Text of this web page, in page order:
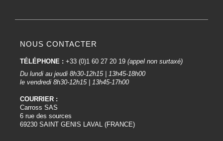
NOUS CONTACTER
TÉLÉPHONE : +33 (0)1 60 27 20 19 (appel non surtaxé)
Du lundi au jeudi 8h30-12h15 | 13h45-18h00
le vendredi 8h30-12h15 | 13h45-17h00
COURRIER :
Carross SAS
6 rue des sources
69230 SAINT GENIS LAVAL (FRANCE)